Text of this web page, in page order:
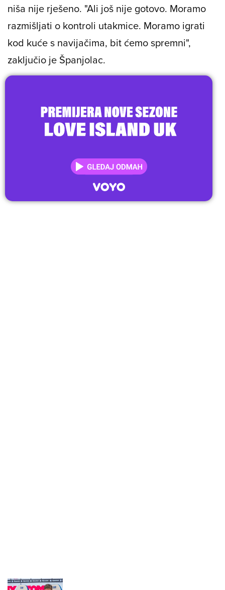
niša nije rješeno. "Ali još nije gotovo. Moramo
razmišljati o kontroli utakmice. Moramo igrati
kod kuće s navijačima, bit ćemo spremni",
zaključio je Španjolac.